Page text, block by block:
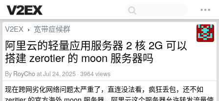
V2EX › 宽带症候群
阿里云的轻量应用服务器 2 核 2G 可以
搭建 zerotier 的 moon 服务器吗
By RoyChoat Jul 24, 2025 · 3964 views
现在跨网劣化网络问题太严重了，直连没法看，疯狂丢包，还不如